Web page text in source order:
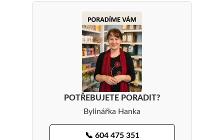
POTŘEBUJETE PORADIT?
Bylinářka Hanka
📞 604 475 351